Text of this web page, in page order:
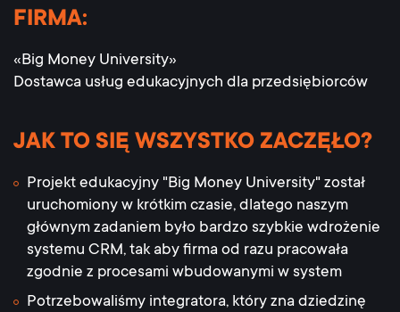
FIRMA:
«Big Money University»
Dostawca usług edukacyjnych dla przedsiębiorców
JAK TO SIĘ WSZYSTKO ZACZĘŁO?
Projekt edukacyjny "Big Money University" został
uruchomiony w krótkim czasie, dlatego naszym
głównym zadaniem było bardzo szybkie wdrożenie
systemu CRM, tak aby firma od razu pracowała
zgodnie z procesami wbudowanymi w system
Potrzebowaliśmy integratora, który zna dziedzinę